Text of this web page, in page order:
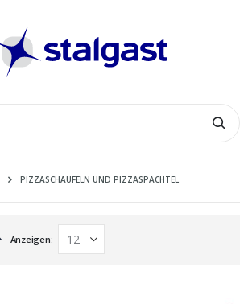
PIZZASCHAUFELN UND PIZZASPACHTEL
In
absteigender
Anzeigen